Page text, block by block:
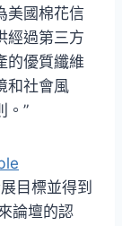
美國棉花信
經過第三方
的優質纖維
和社會風
。”
目標並得到
論壇的認